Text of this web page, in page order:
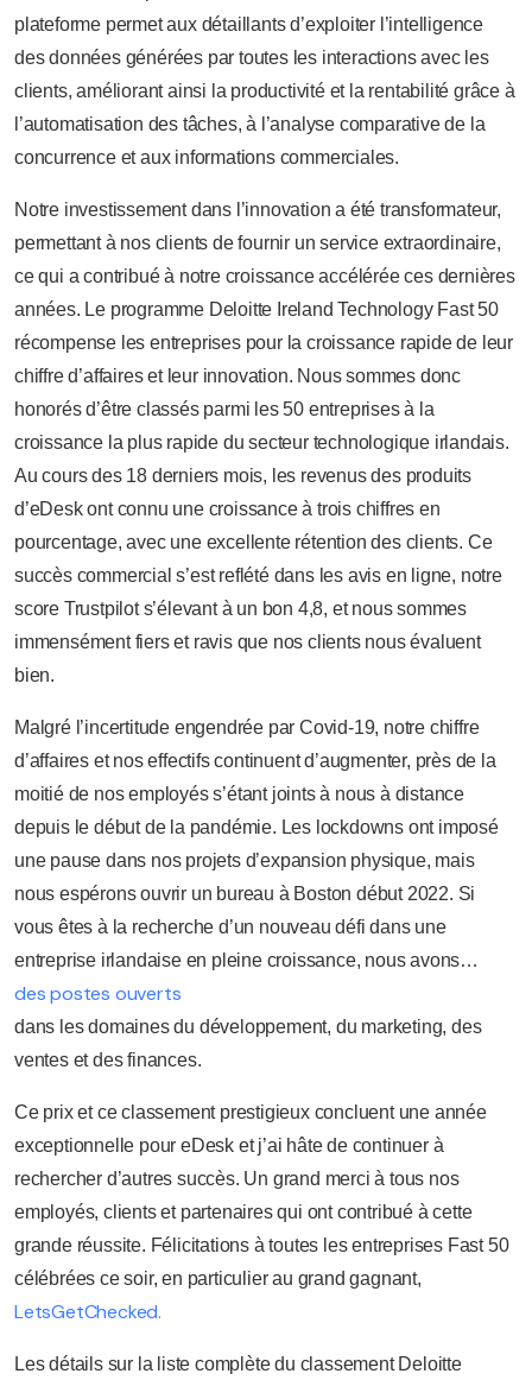
plateforme permet aux détaillants d’exploiter l’intelligence
des données générées par toutes les interactions avec les
clients, améliorant ainsi la productivité et la rentabilité grâce à
l’automatisation des tâches, à l’analyse comparative de la
concurrence et aux informations commerciales.
Notre investissement dans l’innovation a été transformateur,
permettant à nos clients de fournir un service extraordinaire,
ce qui a contribué à notre croissance accélérée ces dernières
années. Le programme Deloitte Ireland Technology Fast 50
récompense les entreprises pour la croissance rapide de leur
chiffre d’affaires et leur innovation. Nous sommes donc
honorés d’être classés parmi les 50 entreprises à la
croissance la plus rapide du secteur technologique irlandais.
Au cours des 18 derniers mois, les revenus des produits
d’eDesk ont connu une croissance à trois chiffres en
pourcentage, avec une excellente rétention des clients. Ce
succès commercial s’est reflété dans les avis en ligne, notre
score Trustpilot s’élevant à un bon 4,8, et nous sommes
immensément fiers et ravis que nos clients nous évaluent
bien.
Malgré l’incertitude engendrée par Covid-19, notre chiffre
d’affaires et nos effectifs continuent d’augmenter, près de la
moitié de nos employés s’étant joints à nous à distance
depuis le début de la pandémie. Les lockdowns ont imposé
une pause dans nos projets d’expansion physique, mais
nous espérons ouvrir un bureau à Boston début 2022. Si
vous êtes à la recherche d’un nouveau défi dans une
entreprise irlandaise en pleine croissance, nous avons…
des postes ouverts
dans les domaines du développement, du marketing, des
ventes et des finances.
Ce prix et ce classement prestigieux concluent une année
exceptionnelle pour eDesk et j’ai hâte de continuer à
rechercher d’autres succès. Un grand merci à tous nos
employés, clients et partenaires qui ont contribué à cette
grande réussite. Félicitations à toutes les entreprises Fast 50
célébrées ce soir, en particulier au grand gagnant,
LetsGetChecked.
Les détails sur la liste complète du classement Deloitte